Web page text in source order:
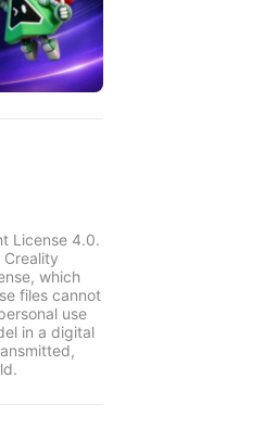
License 4.0.
which
files cannot
use
in a digital